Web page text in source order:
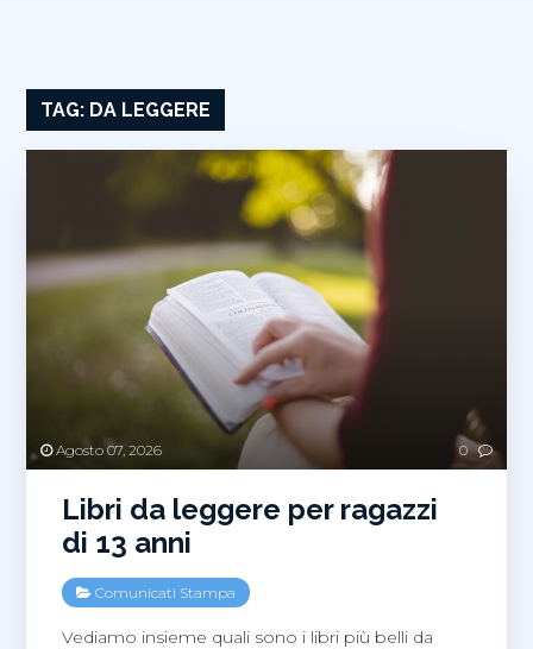
TAG: DA LEGGERE
Agosto 07, 2026 0
Libri da leggere per ragazzi
di 13 anni
Comunicati Stampa
Vediamo insieme quali sono i libri più belli da